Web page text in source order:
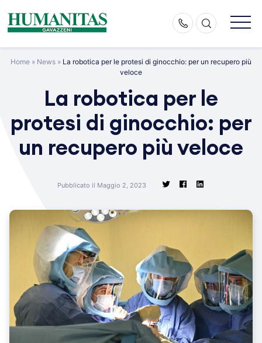
content
Home » News » La robotica per le protesi di ginocchio: per un recupero più
veloce
La robotica per le
protesi di ginocchio: per
un recupero più veloce
Pubblicato il Maggio 2, 2023